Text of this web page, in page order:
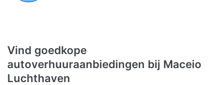
Vind goedkope
autoverhuuraanbiedingen bij Maceio
Luchthaven